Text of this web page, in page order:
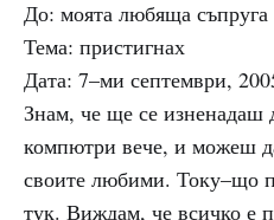
До: моята любяща съпруга
Тема: пристигнах
Дата: 7–ми септември,
Знам, че ще се
компютри вече, и можеш
своите любими. Току–що
тук. Виждам, че всичко е